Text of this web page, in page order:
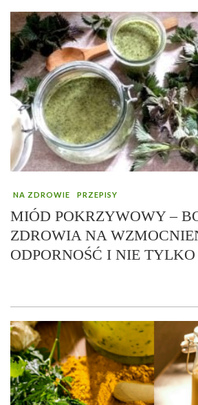
NA ZDROWIE PRZEPISY
MIÓD POKRZYWOWY –
ZDROWIA NA
ODPORNOŚĆ I NIE TYLKO